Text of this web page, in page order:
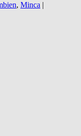
, Minca |